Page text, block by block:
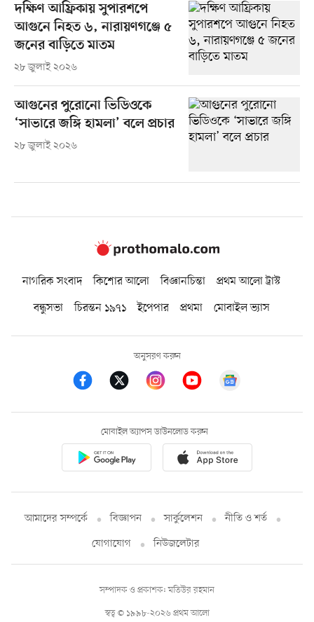
দক্ষিণ আফ্রিকায় সুপারশপে
আগুনে নিহত ৬, নারায়ণগঞ্জে ৫
জনের বাড়িতে মাতম
২৮ জুলাই ২০২৬
আগুনের পুরোনো ভিডিওকে
‘সাভারে জঙ্গি হামলা’ বলে প্রচার
২৮ জুলাই ২০২৬
নাগরিক সংবাদ কিশোর আলো বিজ্ঞানচিন্তা
প্রথম আলো ট্রাস্ট
বন্ধুসভা
চিরন্তন ১৯৭১ ইপেপার প্রথমা মোবাইল ভ্যাস
অনুসরণ করুন
মোবাইল অ্যাপস ডাউনলোড করুন
আমাদের সম্পর্কে বিজ্ঞাপন সার্কুলেশন
নীতি ও শর্ত
যোগাযোগ
নিউজলেটার
স্বত্ব © ১৯৯৮-২০২৬ প্রথম আলো
সম্পাদক ও প্রকাশক: মতিউর রহমান